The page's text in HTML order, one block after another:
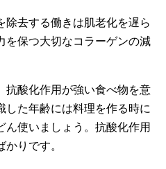
除去する働きは肌老化を遅ら
を保つ大切なコラーゲンの減
抗酸化作用が強い食べ物を意
した年齢には料理を作る時に
使いましょう。抗酸化作用
りです。